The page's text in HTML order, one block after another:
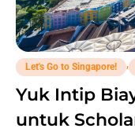
Let's Go to Singapore! ,
Yuk Intip
untuk